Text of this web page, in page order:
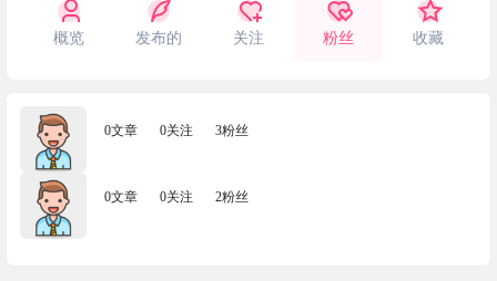
概览 发布的 关注 粉丝 收藏
0文章 0关注 3粉丝
0文章 0关注 2粉丝